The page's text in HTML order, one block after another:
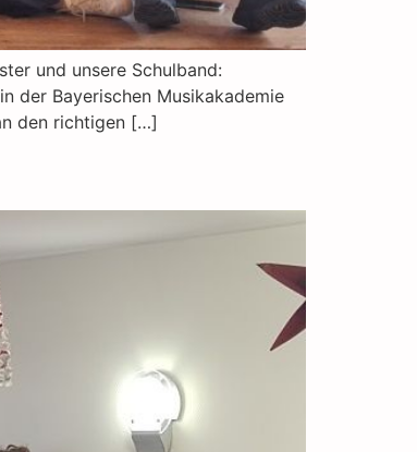
und unsere Schulband:
der Bayerischen Musikakademie
den richtigen […]